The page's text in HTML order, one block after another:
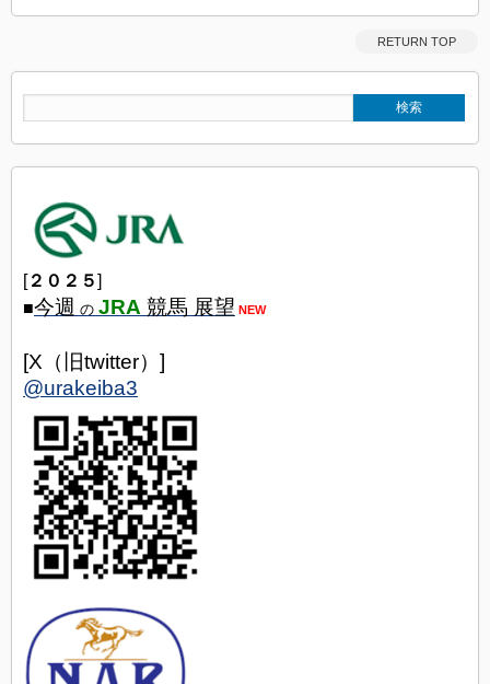
RETURN TOP
[２０２５]
■今週 の JRA 競馬 展望 NEW
[X（旧twitter）]
@urakeiba3